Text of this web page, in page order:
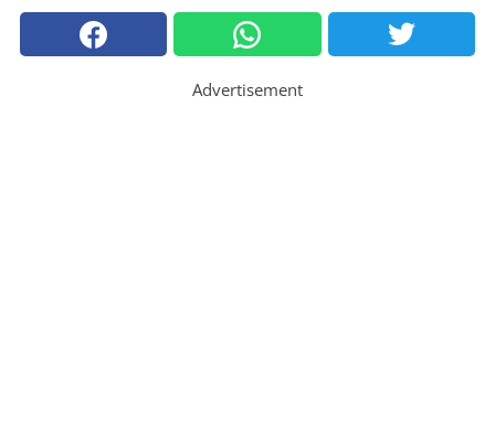
Advertisement